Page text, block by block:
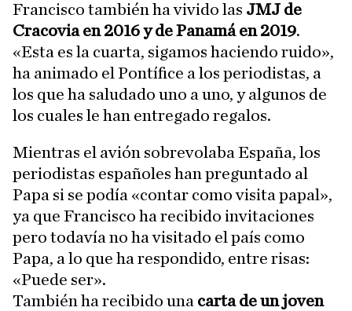
Francisco también ha vivido las JMJ de
Cracovia en 2016 y de Panamá en 2019.
«Esta es la cuarta, sigamos haciendo ruido»,
ha animado el Pontífice a los periodistas, a
los que ha saludado uno a uno, y algunos de
los cuales le han entregado regalos.
Mientras el avión sobrevolaba España, los
periodistas españoles han preguntado al
Papa si se podía «contar como visita papal»,
ya que Francisco ha recibido invitaciones
pero todavía no ha visitado el país como
Papa, a lo que ha respondido, entre risas:
«Puede ser».
También ha recibido una carta de un joven